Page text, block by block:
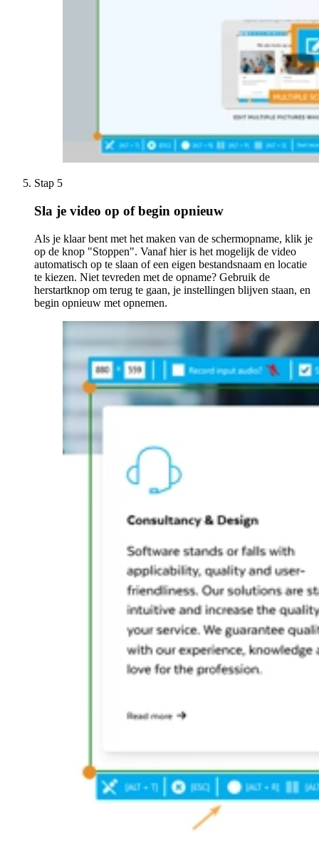
Stap 5
Sla je video op of begin opnieuw
Als je klaar bent met het maken van de schermopname, klik je
op de knop "Stoppen". Vanaf hier is het mogelijk de video
automatisch op te slaan of een eigen bestandsnaam en locatie
te kiezen. Niet tevreden met de opname? Gebruik de
herstartknop om terug te gaan, je instellingen blijven staan, en
begin opnieuw met opnemen.